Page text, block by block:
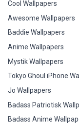
Cool Wallpapers
Awesome Wallpapers
Baddie Wallpapers
Anime Wallpapers
Mystik Wallpapers
Tokyo Ghoul iPhone
Jo Wallpapers
Badass Patriotisk
Badass Anime